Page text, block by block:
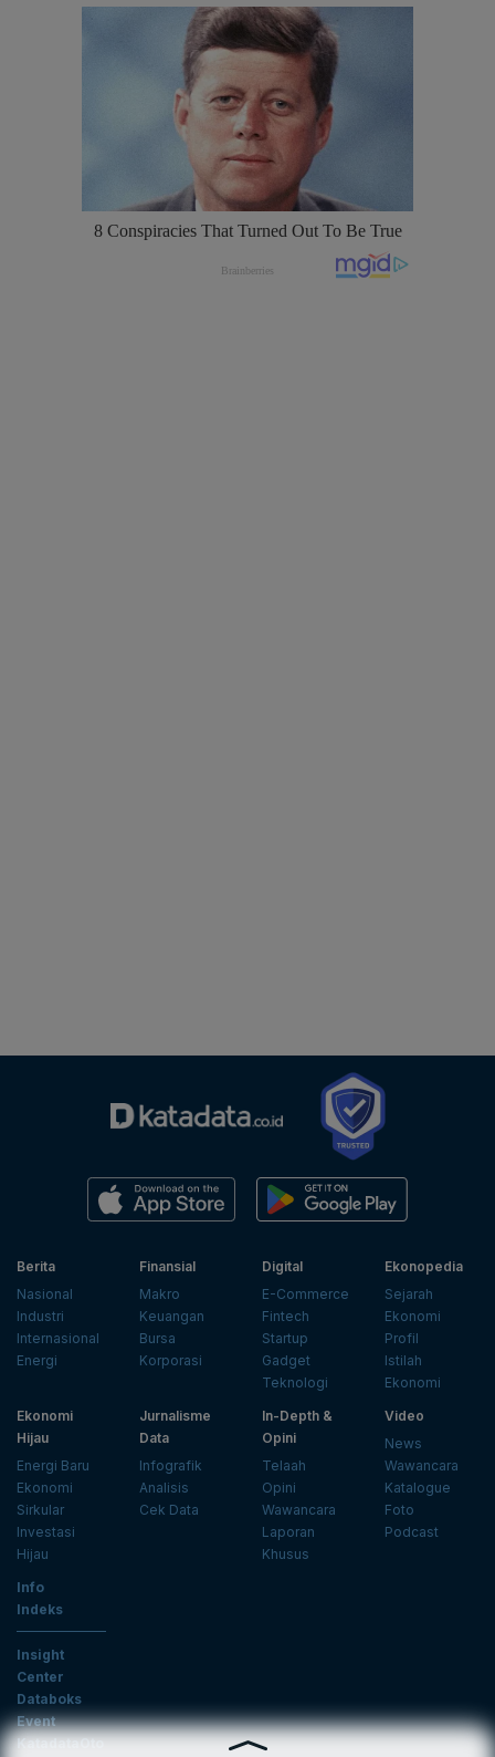
Berita
Nasional
Industri
Internasional
Energi
Finansial
Makro
Keuangan
Bursa
Korporasi
Digital
E-Commerce
Fintech
Startup
Gadget
Teknologi
Ekonopedia
Sejarah
Ekonomi
Profil
Istilah
Ekonomi
Ekonomi
Hijau
Energi Baru
Ekonomi
Sirkular
Investasi
Hijau
Jurnalisme
Data
Infografik
Analisis
Cek Data
In-Depth &
Opini
Telaah
Opini
Wawancara
Laporan
Khusus
Video
News
Wawancara
Katalogue
Foto
Podcast
Info
Indeks
Insight
Center
Databoks
Event
KatadataOto